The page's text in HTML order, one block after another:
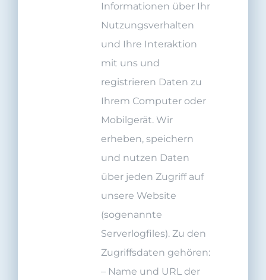
Informationen über Ihr
Nutzungsverhalten
und Ihre Interaktion
mit uns und
registrieren Daten zu
Ihrem Computer oder
Mobilgerät. Wir
erheben, speichern
und nutzen Daten
über jeden Zugriff auf
unsere Website
(sogenannte
Serverlogfiles). Zu den
Zugriffsdaten gehören:
– Name und URL der